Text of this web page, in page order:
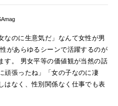
なのに生意気だ」なんて女性が男
があらゆるシーンで活躍するのが
す。 男女平等の価値観が当然の話
頑張ったね」「女の子なのに凄
はなく、性別関係なく仕事でも表